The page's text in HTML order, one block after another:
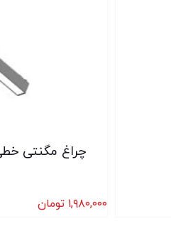
چراغ مگنتی خطی 18
۱,۹۸۰,۰۰۰ تومان